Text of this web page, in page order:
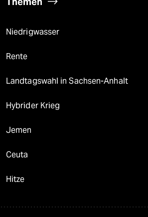
Niedrigwasser
Rente
Landtagswahl in Sachsen-Anhalt
Hybrider Krieg
Jemen
Ceuta
Hitze